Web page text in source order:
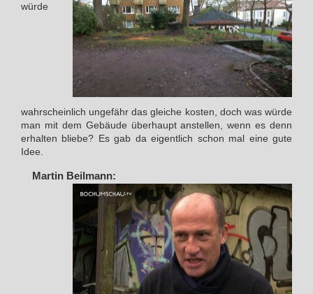
würde
wahrscheinlich ungefähr das gleiche kosten, doch was würde
man mit dem Gebäude überhaupt anstellen, wenn es denn
erhalten bliebe? Es gab da eigentlich schon mal eine gute
Idee.
Martin Beilmann: